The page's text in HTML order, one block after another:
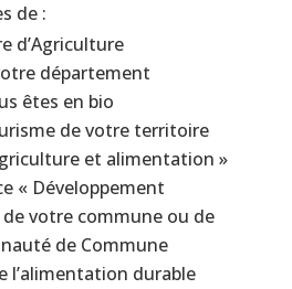
de :
d’Agriculture
département
êtes en bio
de votre territoire
et alimentation »
« Développement
de votre commune ou de
de Commune
l’alimentation durable